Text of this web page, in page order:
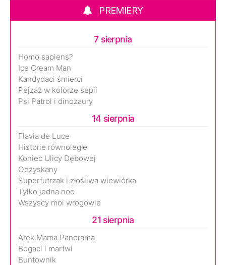
PREMIERY
7 sierpnia
Homo sapiens?
Ice Cream Man
Kandydaci śmierci
Pejzaż w kolorze sepii
Psi Patrol i dinozaury
14 sierpnia
Flavia de Luce
Historie równoległe
Koniec Ulicy Dębowej
Odzyskany
Superfutrzak i złośliwa wiewiórka
Tylko jedna noc
Wszyscy moi wrogowie
21 sierpnia
Arek.Mama.Panorama
Bogaci i martwi
Buntownik